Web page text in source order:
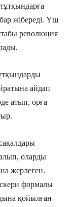
жібереді. Үш
революция
айдап
атып, орға
оларды
жерлеген.
формалы
қойылған